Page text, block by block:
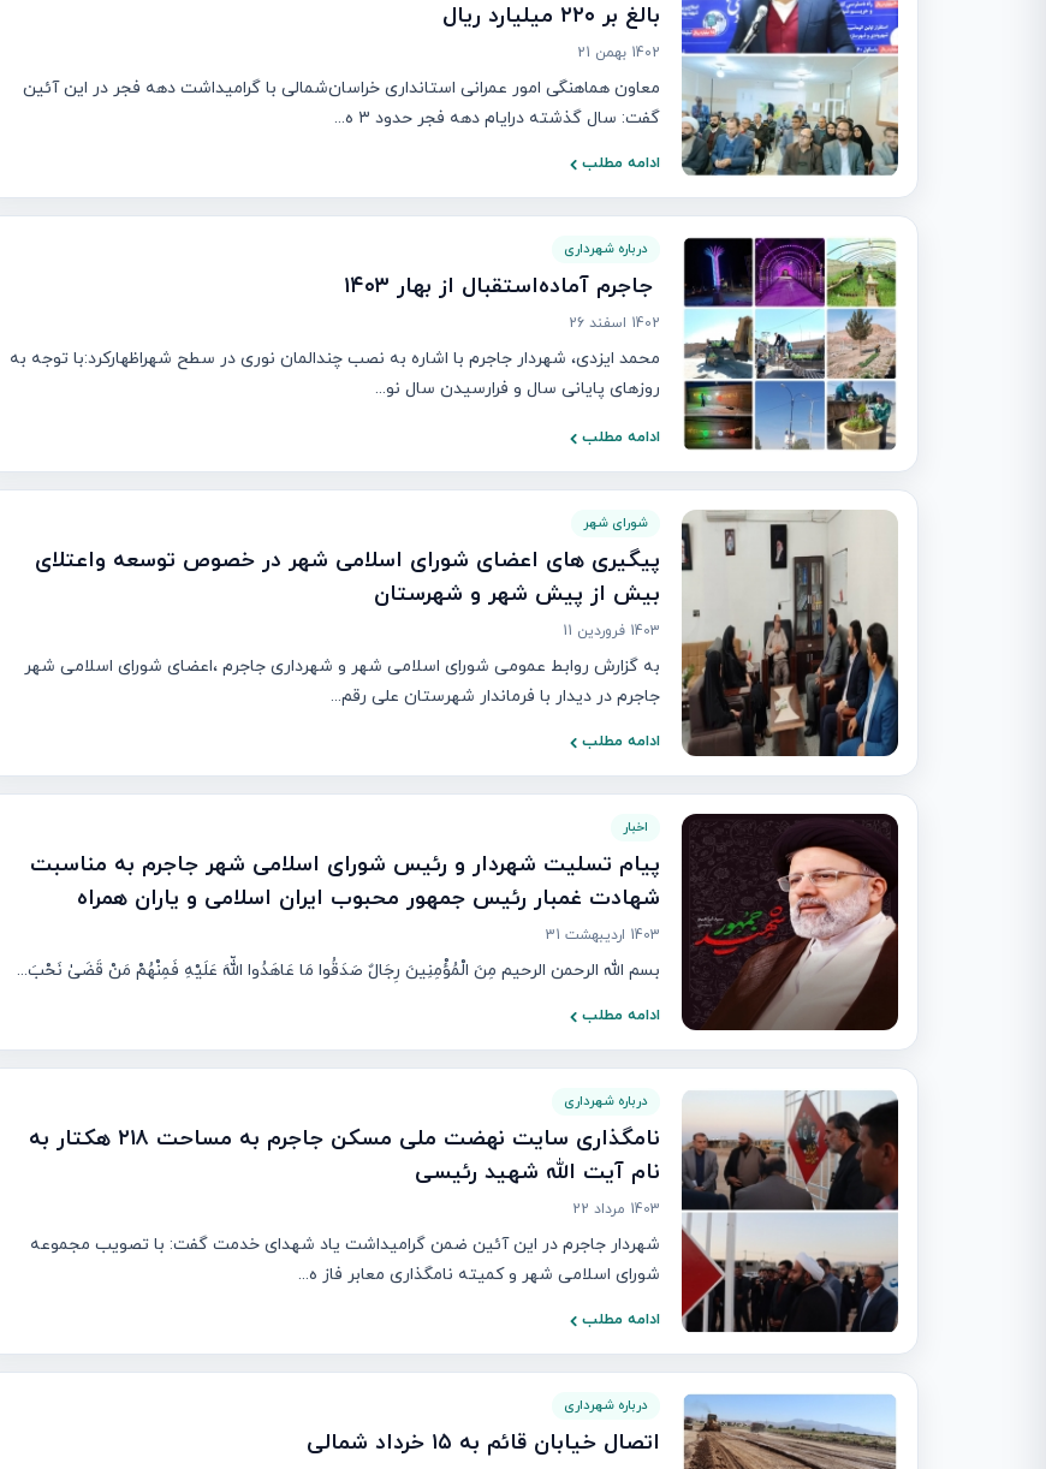
بالغ بر ۲۲۰ میلیارد ریال
1402 بهمن 21
معاون هماهنگی امور عمرانی استانداری خراسان‌شمالی با گرامیداشت دهه فجر در این آئین
گفت: سال گذشته درایام دهه فجر حدود ۳ ه...
ادامه مطلب
درباره شهرداری
‍ جاجرم آماده‌استقبال از بهار ۱۴۰۳
1402 اسفند 26
محمد ایزدی، شهردار جاجرم با اشاره به نصب چندالمان نوری در سطح شهراظهارکرد:با توجه به
روزهای پایانی سال و فرارسیدن سال نو...
ادامه مطلب
شورای شهر
پیگیری های اعضای شورای اسلامی شهر در خصوص توسعه و‌اعتلای
بیش از پیش شهر و شهرستان
1403 فروردین 11
به گزارش روابط عمومی شورای اسلامی شهر و شهرداری جاجرم ،اعضای شورای اسلامی شهر
جاجرم در دیدار با فرماندار شهرستان علی رقم...
ادامه مطلب
اخبار
پیام تسلیت شهردار و رئیس شورای اسلامی شهر جاجرم به مناسبت
شهادت غمبار رئیس جمهور محبوب ایران اسلامی و یاران همراه
1403 اردیبهشت 31
بسم الله الرحمن الرحیم مِنَ الْمُؤْمِنِينَ رِجَالٌ صَدَقُوا مَا عَاهَدُوا اللَّهَ عَلَيْهِ فَمِنْهُمْ مَنْ قَضَىٰ نَحْبَ...
ادامه مطلب
درباره شهرداری
نامگذاری سایت نهضت ملی مسکن جاجرم به مساحت ۲۱۸ هکتار به
نام آیت الله شهید رئیسی
1403 مرداد 22
شهردار جاجرم در این آئین ضمن گرامیداشت یاد شهدای خدمت گفت: با تصویب مجموعه
شورای اسلامی شهر و کمیته نامگذاری معابر فاز ه...
ادامه مطلب
درباره شهرداری
اتصال خیابان قائم به ۱۵ خرداد شمالی